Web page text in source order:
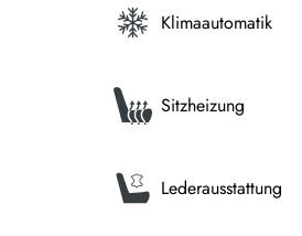
Klimaautomatik
Sitzheizung
Lederausstattung